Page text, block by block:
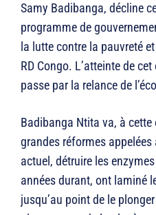
Samy Badibanga, décline
programme de
la lutte contre la pauvreté
RD Congo. L’atteinte de
passe par la relance de
Badibanga Ntita va, à
grandes réformes
actuel, détruire les
années durant, ont laminé
jusqu’au point de le